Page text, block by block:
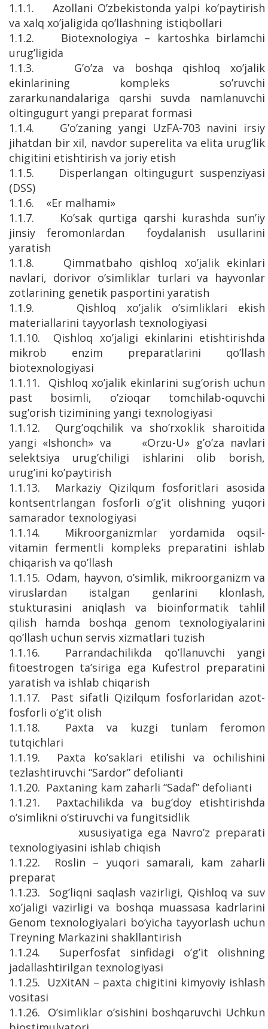
1.1.1. Azollani O’zbekistonda yalpi ko’paytirish
va xalq xo’jaligida qo’llashning istiqbollari
1.1.2. Biotexnologiya – kartoshka birlamchi
urug’ligida
1.1.3. G’o’za va boshqa qishloq xo’jalik
ekinlarining kompleks so’ruvchi
zararkunandalariga qarshi suvda namlanuvchi
oltingugurt yangi preparat formasi
1.1.4. G’o’zaning yangi UzFA-703 navini irsiy
jihatdan bir xil, navdor superelita va elita urug’lik
chigitini etishtirish va joriy etish
1.1.5. Disperlangan oltingugurt suspenziyasi
(DSS)
1.1.6. «Er malhami»
1.1.7. Ko’sak qurtiga qarshi kurashda sun’iy
jinsiy feromonlardan foydalanish usullarini
yaratish
1.1.8. Qimmatbaho qishloq xo’jalik ekinlari
navlari, dorivor o’simliklar turlari va hayvonlar
zotlarining genetik pasportini yaratish
1.1.9. Qishloq xo’jalik o’simliklari ekish
materiallarini tayyorlash texnologiyasi
1.1.10. Qishloq xo’jaligi ekinlarini etishtirishda
mikrob enzim preparatlarini qo’llash
biotexnologiyasi
1.1.11. Qishloq xo’jalik ekinlarini sug’orish uchun
past bosimli, o’zioqar tomchilab-oquvchi
sug’orish tizimining yangi texnologiyasi
1.1.12. Qurg’oqchilik va sho’rxoklik sharoitida
yangi «Ishonch» va «Orzu-U» g’o’za navlari
selektsiya urug’chiligi ishlarini olib borish,
urug’ini ko’paytirish
1.1.13. Markaziy Qizilqum fosforitlari asosida
kontsentrlangan fosforli o’g’it olishning yuqori
samarador texnologiyasi
1.1.14. Mikroorganizmlar yordamida oqsil-
vitamin fermentli kompleks preparatini ishlab
chiqarish va qo’llash
1.1.15. Odam, hayvon, o’simlik, mikroorganizm va
viruslardan istalgan genlarini klonlash,
stukturasini aniqlash va bioinformatik tahlil
qilish hamda boshqa genom texnologiyalarini
qo’llash uchun servis xizmatlari tuzish
1.1.16. Parrandachilikda qo’llanuvchi yangi
fitoestrogen ta’siriga ega Kufestrol preparatini
yaratish va ishlab chiqarish
1.1.17. Past sifatli Qizilqum fosforlaridan azot-
fosforli o’g’it olish
1.1.18. Paxta va kuzgi tunlam feromon
tutqichlari
1.1.19. Paxta ko’saklari etilishi va ochilishini
tezlashtiruvchi “Sardor” defolianti
1.1.20. Paxtaning kam zaharli “Sadaf” defolianti
1.1.21. Paxtachilikda va bug’doy etishtirishda
o’simlikni o’stiruvchi va fungitsidlik
xususiyatiga ega Navro’z preparati
texnologiyasini ishlab chiqish
1.1.22. Roslin – yuqori samarali, kam zaharli
preparat
1.1.23. Sog’liqni saqlash vazirligi, Qishloq va suv
xo’jaligi vazirligi va boshqa muassasa kadrlarini
Genom texnologiyalari bo’yicha tayyorlash uchun
Treyning Markazini shakllantirish
1.1.24. Superfosfat sinfidagi o’g’it olishning
jadallashtirilgan texnologiyasi
1.1.25. UzXitAN – paxta chigitini kimyoviy ishlash
vositasi
1.1.26. O’simliklar o’sishini boshqaruvchi Uchkun